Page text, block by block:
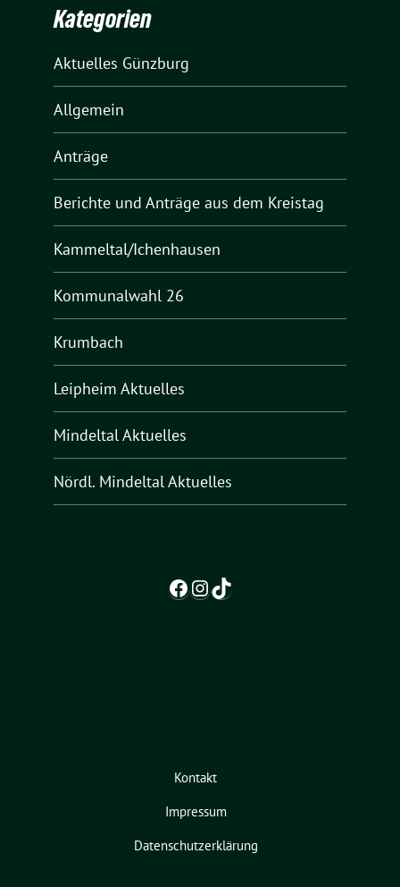
Kategorien
Aktuelles Günzburg
Allgemein
Anträge
Berichte und Anträge aus dem Kreistag
Kammeltal/Ichenhausen
Kommunalwahl 26
Krumbach
Leipheim Aktuelles
Mindeltal Aktuelles
Nördl. Mindeltal Aktuelles
Facebook
Instagram
TikTok
Kontakt
Impressum
Datenschutzerklärung